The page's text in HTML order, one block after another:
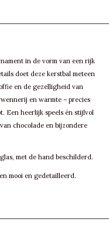
in de vorm van een rijk
doet deze kerstbal meteen
en de gezelligheid van
en warmte – precies
Een heerlijk speels én stijlvol
chocolade en bijzondere
met de hand beschilderd.
mooi en gedetailleerd.